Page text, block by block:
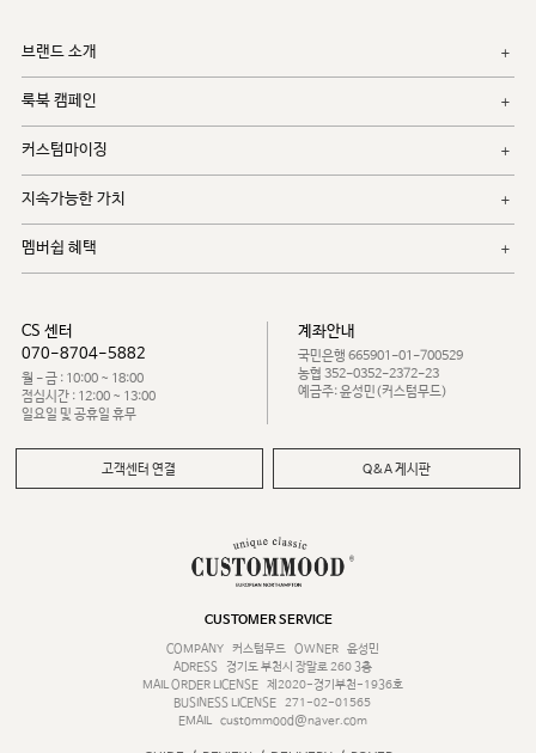
브랜드 소개
룩북 캠페인
커스텀마이징
지속가능한 가치
멤버쉽 혜택
CS 센터
070-8704-5882
월 - 금 : 10:00 ~ 18:00
점심시간 : 12:00 ~ 13:00
일요일 및 공휴일 휴무
계좌안내
국민은행 665901-01-700529
농협 352-0352-2372-23
예금주: 윤성민(커스텀무드)
고객센터 연결 Q&A 게시판
CUSTOMER SERVICE
COMPANY
커스텀무드 OWNER
윤성민
ADRESS
경기도 부천시 장말로 260 3층
MAIL ORDER LICENSE
제2020-경기부천-1936호
BUSINESS LICENSE 271-02-01565
EMAIL
custommood@naver.com